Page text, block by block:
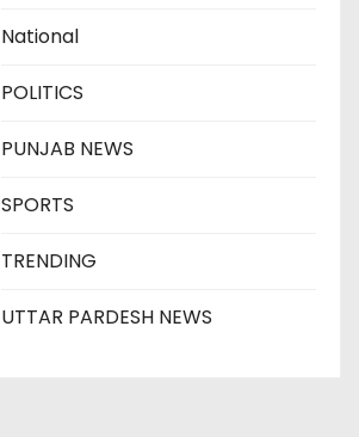
National
POLITICS
PUNJAB NEWS
SPORTS
TRENDING
UTTAR PARDESH NEWS